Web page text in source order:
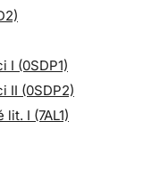
I (0SDP1)
II (0SDP2)
I (7AL1)